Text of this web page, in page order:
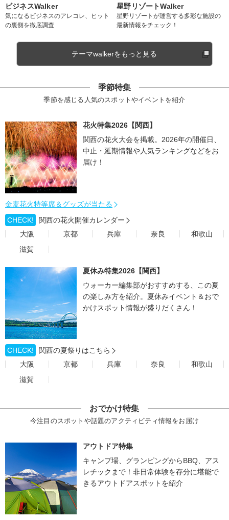
ビジネスWalker
気になるビジネスのアレコレ、ヒット
の裏側を徹底調査
星野リゾートWalker
星野リゾートが運営する多彩な施設の
最新情報をチェック！
テーマwalkerをもっと見る
季節特集
季節を感じる人気のスポットやイベントを紹介
花火特集2026【関西】
関西の花火大会を掲載。2026年の開催日、
中止・延期情報や人気ランキングなどをお
届け！
金麦花火特等席＆グッズが当たる
CHECK!
関西の花火開催カレンダー
大阪
京都 兵庫 奈良
和歌山
滋賀
夏休み特集2026【関西】
ウォーカー編集部がおすすめする、この夏
の楽しみ方を紹介。夏休みイベント＆おで
かけスポット情報が盛りだくさん！
CHECK!
関西の夏祭りはこちら
大阪
京都 兵庫 奈良
和歌山
滋賀
おでかけ特集
今注目のスポットや話題のアクティビティ情報をお届け
アウトドア特集
キャンプ場、グランピングからBBQ、アス
レチックまで！非日常体験を存分に堪能で
きるアウトドアスポットを紹介